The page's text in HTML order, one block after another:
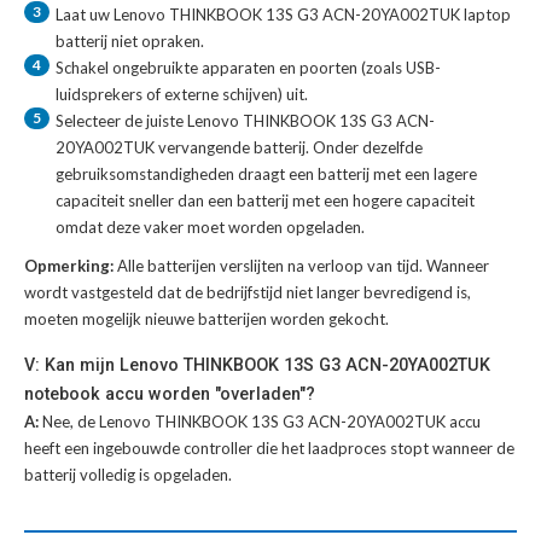
3 Laat uwLenovo THINKBOOK 13S G3 ACN-20YA002TUK laptop
batterijniet opraken.
4
Schakel ongebruikte apparaten en poorten (zoals USB-
luidsprekers of externe schijven) uit.
5 Selecteer de juisteLenovo THINKBOOK 13S G3 ACN-
20YA002TUK vervangende batterij. Onder dezelfde
gebruiksomstandigheden draagt een batterij met een lagere
capaciteit sneller dan een batterij met een hogere capaciteit
omdat deze vaker moet worden opgeladen.
Opmerking:Alle batterijen verslijten na verloop van tijd. Wanneer
wordt vastgesteld dat de bedrijfstijd niet langer bevredigend is,
moeten mogelijk nieuwe batterijen worden gekocht.
V: Kan mijn Lenovo THINKBOOK 13S G3 ACN-20YA002TUK
notebook accu worden "overladen"?
A:Nee, de Lenovo THINKBOOK 13S G3 ACN-20YA002TUK accu
heeft een ingebouwde controller die het laadproces stopt wanneer de
batterij volledig is opgeladen.